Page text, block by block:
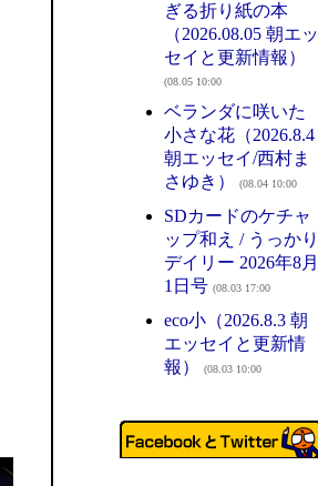
ぎる折り紙の本
（2026.08.05 朝エッ
セイと更新情報）
(08.05 10:00
ベランダに咲いた
小さな花（2026.8.4
朝エッセイ/西村ま
さゆき）
(08.04 10:00
SDカードのケチャ
ップ和え / うっかり
デイリー 2026年8月
1日号 (08.03 17:00
eco小（2026.8.3 朝
エッセイと更新情
報）
(08.03 10:00